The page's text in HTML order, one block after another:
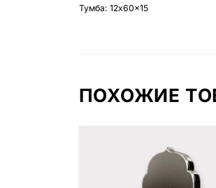
Тумба: 12x60x15
ПОХОЖИЕ